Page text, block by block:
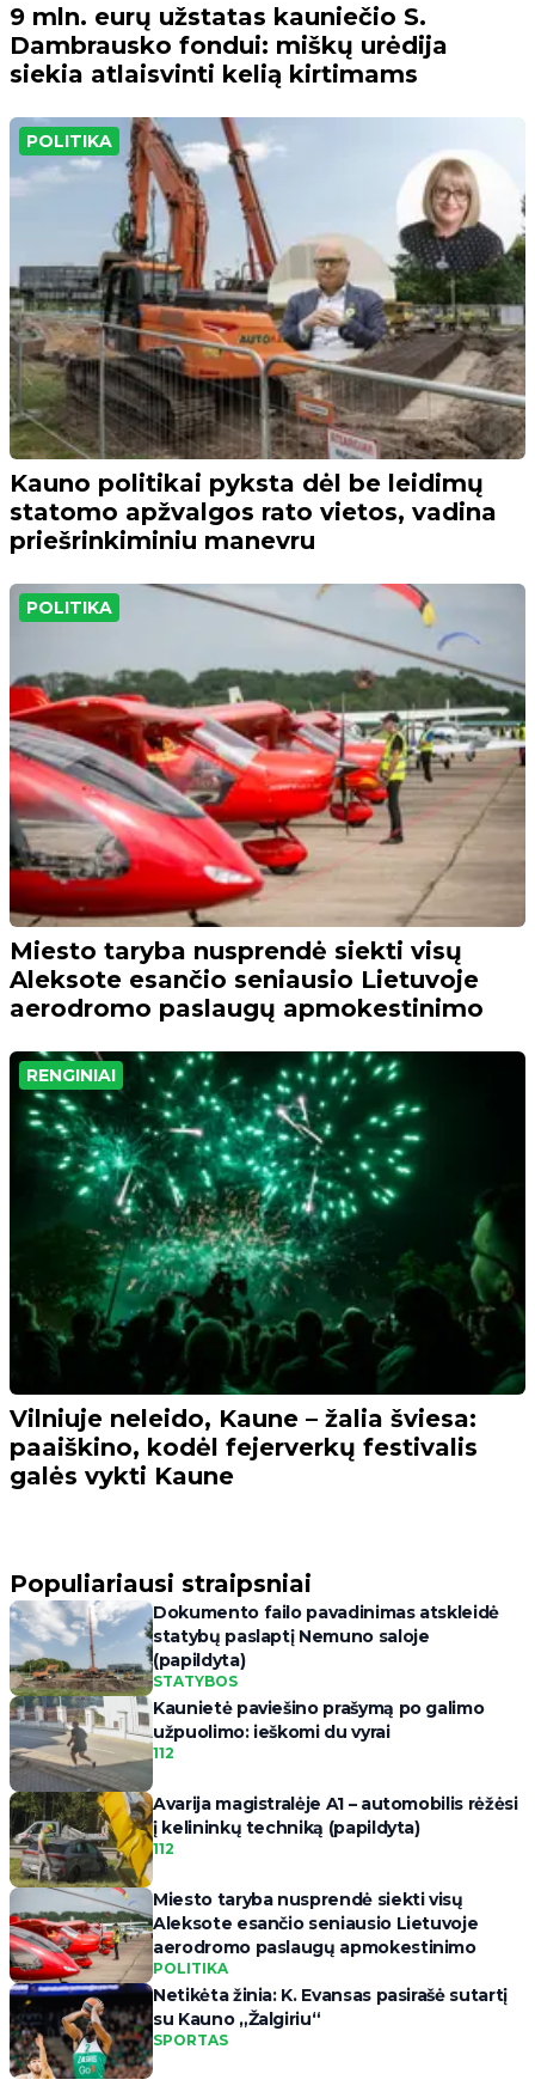
9 mln. eurų užstatas kauniečio S.
Dambrausko fondui: miškų urėdija
siekia atlaisvinti kelią kirtimams
POLITIKA
Kauno politikai pyksta dėl be leidimų
statomo apžvalgos rato vietos, vadina
priešrinkiminiu manevru
POLITIKA
Miesto taryba nusprendė siekti visų
Aleksote esančio seniausio Lietuvoje
aerodromo paslaugų apmokestinimo
RENGINIAI
Vilniuje neleido, Kaune – žalia šviesa:
paaiškino, kodėl fejerverkų festivalis
galės vykti Kaune
Populiariausi straipsniai
Dokumento failo pavadinimas atskleidė
statybų paslaptį Nemuno saloje
(papildyta)
STATYBOS
Kaunietė paviešino prašymą po galimo
užpuolimo: ieškomi du vyrai
112
Avarija magistralėje A1 – automobilis rėžėsi
į kelininkų techniką (papildyta)
112
Miesto taryba nusprendė siekti visų
Aleksote esančio seniausio Lietuvoje
aerodromo paslaugų apmokestinimo
POLITIKA
Netikėta žinia: K. Evansas pasirašė sutartį
su Kauno „Žalgiriu“
SPORTAS